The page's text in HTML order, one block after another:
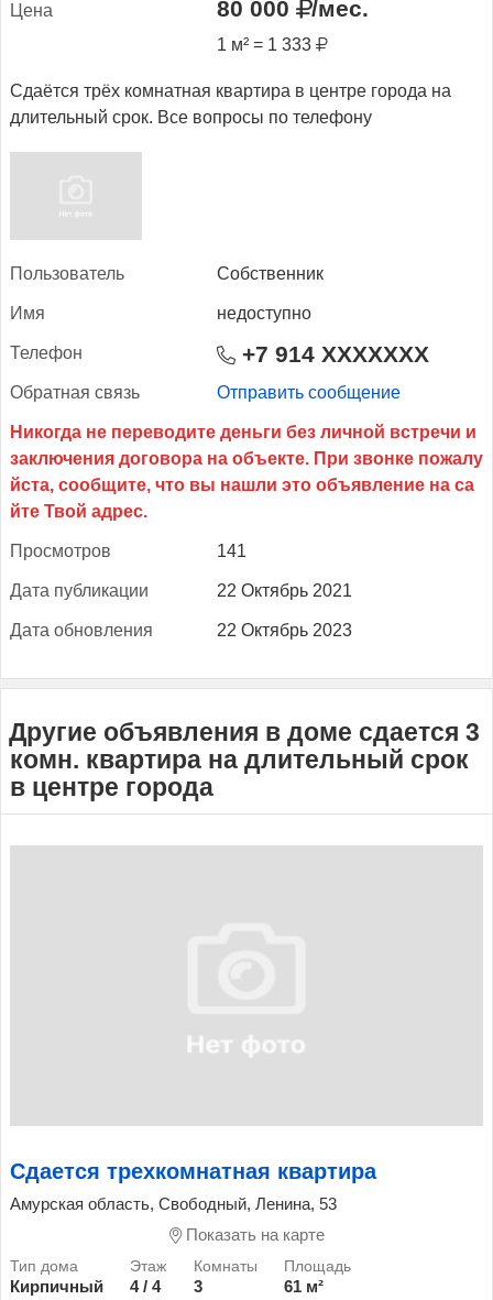
Це­на 80 000 /мес.
1 м² = 1 333
Сдаётся трёх комнатная квартира в центре города на
длительный срок. Все вопросы по телефону
Поль­зо­ватель Собственник
Имя недоступно
Те­лефон +7 914 XXXXXXX
Об­ратная связь Отправить сообщение
Прос­мотров 141
Да­та пуб­ли­кации 22 Октябрь 2021
Да­та об­новле­ния 22 Октябрь 2023
Другие объявления в доме сдается 3
комн. квартира на длительный срок
в центре города
Сдается трехкомнатная квартира
Амурская область, Свободный, Ленина, 53
Показать на карте
Кирпичный 4 / 4 3 61 м²